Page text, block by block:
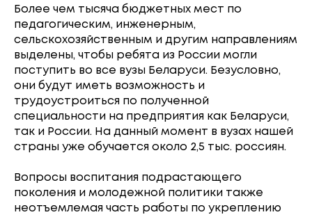
Более чем тысяча бюджетных мест по
педагогическим, инженерным,
сельскохозяйственным и другим направлениям
выделены, чтобы ребята из России могли
поступить во все вузы Беларуси. Безусловно,
они будут иметь возможность и
трудоустроиться по полученной
специальности на предприятия как Беларуси,
так и России. На данный момент в вузах нашей
страны уже обучается около 2,5 тыс. россиян.
Вопросы воспитания подрастающего
поколения и молодежной политики также
неотъемлемая часть работы по укреплению